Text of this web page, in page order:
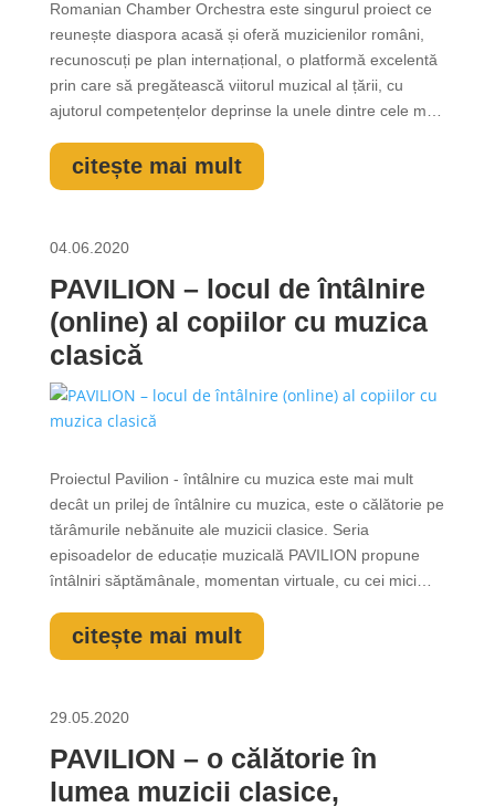
Romanian Chamber Orchestra este singurul proiect ce
reunește diaspora acasă și oferă muzicienilor români,
recunoscuți pe plan internațional, o platformă excelentă
prin care să pregătească viitorul muzical al țării, cu
ajutorul competențelor deprinse la unele dintre cele mai
Chamber Orchestra lansează în luna august o nouă
serie de cursuri de...
citește mai mult
04.06.2020
PAVILION – locul de întâlnire
(online) al copiilor cu muzica
clasică
Proiectul Pavilion - întâlnire cu muzica este mai mult
decât un prilej de întâlnire cu muzica, este o călătorie pe
tărâmurile nebănuite ale muzicii clasice. Seria
episoadelor de educație muzicală PAVILION propune
întâlniri săptămânale, momentan virtuale, cu cei mici
muzica clasică, a fost difuzată online cu ocazia Zilei
Internaționale a...
citește mai mult
29.05.2020
PAVILION – o călătorie în
lumea muzicii clasice,